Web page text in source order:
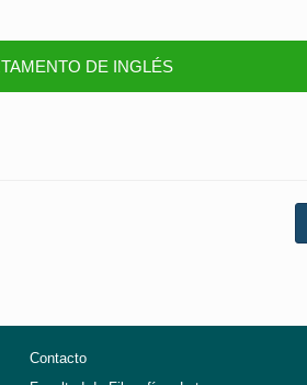
DE INGLÉS
Contacto